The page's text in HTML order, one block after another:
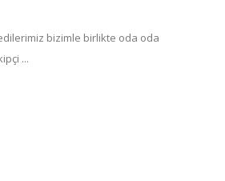
bizimle birlikte oda oda
...